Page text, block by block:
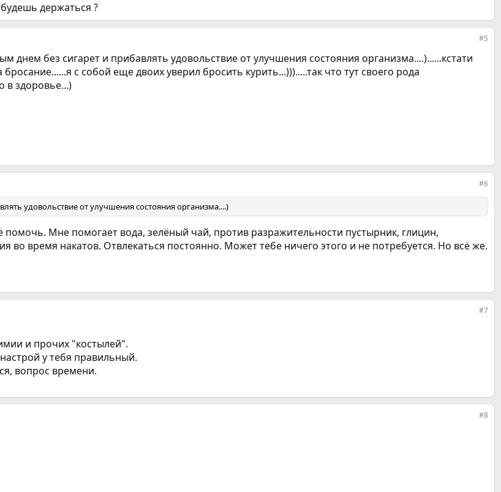
держаться ?
#5
днем без сигарет и прибавлять удовольствие от улучшения состояния организма....)......кстати
с собой еще двоих уверил бросить курить...))).....так что тут своего рода
в здоровье...)
#6
удовольствие от улучшения состояния организма....)
Мне помогает вода, зелёный чай, против разражительности пустырник, глицин,
время накатов. Отвлекаться постоянно. Может тебе ничего этого и не потребуется. Но всё же.
#7
и прочих "костылей".
у тебя правильный.
вопрос времени.
#8